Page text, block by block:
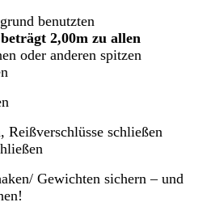
benutzten
2,00m zu allen
oder anderen spitzen
Reißverschlüsse schließen
Gewichten sichern – und